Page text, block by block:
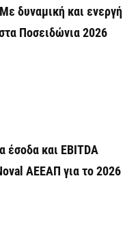
δυναμική και ενεργή
Ποσειδώνια 2026
έσοδα και EBITDA
ΑΕΕΑΠ για το 2026